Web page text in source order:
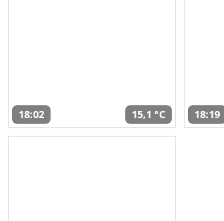
18:02 15,1 °C 18:19